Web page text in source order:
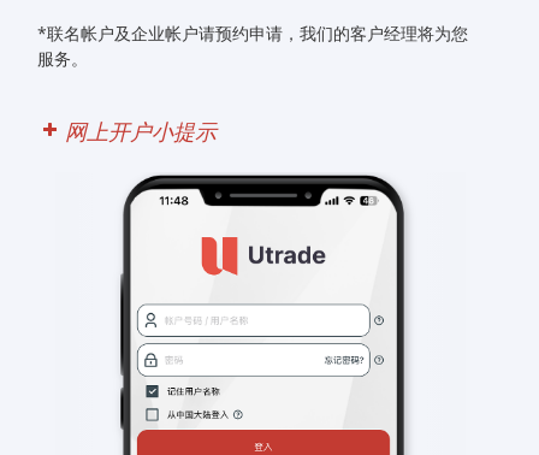
*联名帐户及企业帐户请预约申请，我们的客户经理将为您
服务。
网上开户小提示
Previous